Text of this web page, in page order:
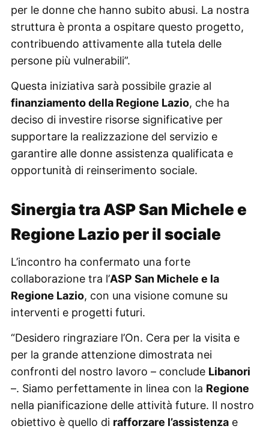
per le donne che hanno subito abusi. La nostra
struttura è pronta a ospitare questo progetto,
contribuendo attivamente alla tutela delle
persone più vulnerabili”.
Questa iniziativa sarà possibile grazie al
finanziamento della Regione Lazio, che ha
deciso di investire risorse significative per
supportare la realizzazione del servizio e
garantire alle donne assistenza qualificata e
opportunità di reinserimento sociale.
Sinergia tra ASP San Michele e
Regione Lazio per il sociale
L’incontro ha confermato una forte
collaborazione tra l’ASP San Michele e la
Regione Lazio, con una visione comune su
interventi e progetti futuri.
“Desidero ringraziare l’On. Cera per la visita e
per la grande attenzione dimostrata nei
confronti del nostro lavoro – conclude Libanori
–. Siamo perfettamente in linea con la Regione
nella pianificazione delle attività future. Il nostro
obiettivo è quello di rafforzare l’assistenzae